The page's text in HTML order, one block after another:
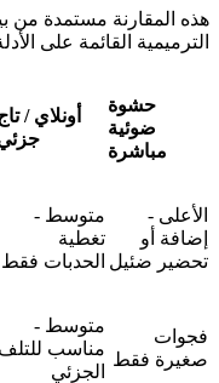
هذه المقارنة مستمدة من
الترميمية القائمة على
أونلاي /
حشوة
ضوئية
مباشرة
متوسط -
تغطية
الحدبات فقط
الأعلى -
إضافة أو
تحضير ضئيل
متوسط -
مناسب للتلف
الجزئي
فجوات
صغيرة فقط